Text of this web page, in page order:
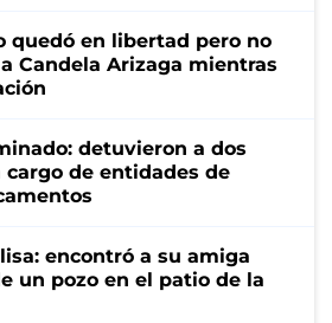
quedó en libertad pero no
Candela Arizaga mientras
detuvieron a dos
de entidades de
encontró a su amiga
un pozo en el patio de la